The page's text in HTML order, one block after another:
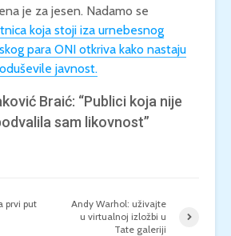
je za jesen. Nadamo se
koja stoji iza urnebesnog
para ONI otkriva kako nastaju
javnost.
Braić: “Publici koja nije
sam likovnost”
prvi put
Andy Warhol: uživajte
u virtualnoj izložbi u
Tate galeriji